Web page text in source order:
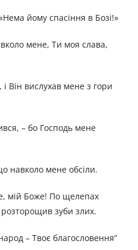
йому спасіння в Бозі!»
мене, Ти моя слава,
Він вислухав мене з гори
– бо Господь мене
навколо мене обсіли.
мій Боже! По щелепах
розторощив зуби злих.
– Твоє благословення”